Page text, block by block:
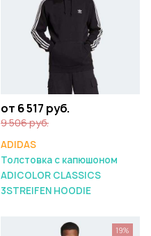
от 6 517 руб.
9 506 руб.
ADIDAS
Толстовка с капюшоном
ADICOLOR CLASSICS
3STREIFEN HOODIE
19%